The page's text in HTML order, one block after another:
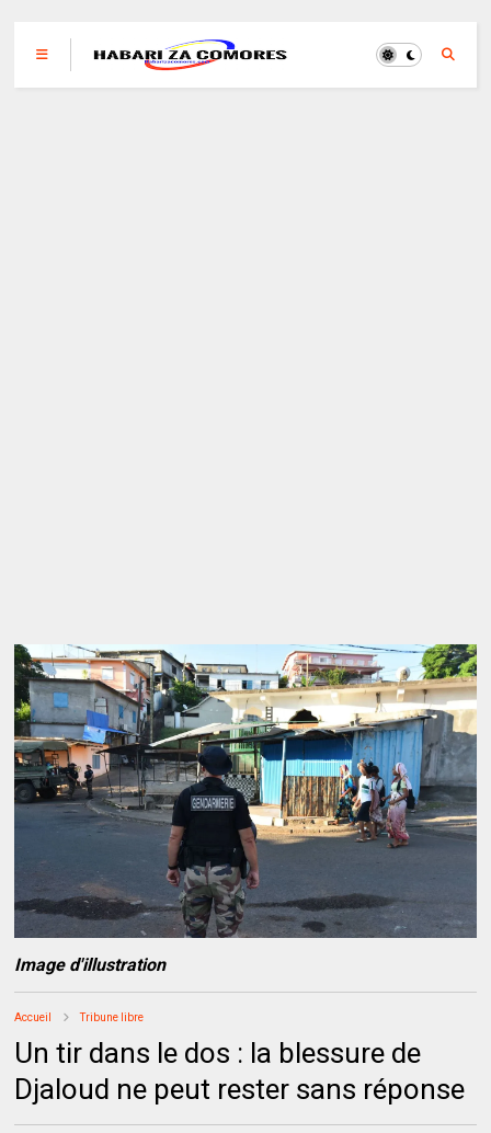
Image d'illustration
Accueil Tribune libre
Un tir dans le dos : la blessure de
Djaloud ne peut rester sans réponse